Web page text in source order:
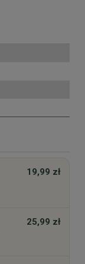
19,99 zł
25,99 zł